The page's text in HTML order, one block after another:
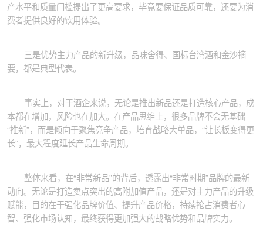
产水平和质量门槛提出了更高要求，毕竟要保证品质可靠，还要为消
费者提供良好的饮用体验。
三是优势主力产品的新升级，品味舍得、国标台湾酒和金沙摘
要，都是典型代表。
事实上，对于酒企来说，无论是推出新品还是打造核心产品，成
本都在增加，风险也在加大。在产品思维上，很多品牌不会无基础
“推新”，而是倾向于聚焦竞争产品，培育战略大单品，“让长板变得更
长”，最大程度延长产品生命周期。
整体来看，在“非常新品”的背后，透露出“非常时期”品牌的最新
动向。无论是打造卖点突出的高附加值产品，还是对主力产品的升级
赋能，目的在于强化品牌价值、提升产品价格，持续抢占消费者心
智、强化市场认知，最终获得更加强大的战略优势和品牌实力。